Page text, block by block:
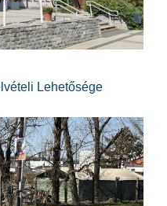
Lehetősége